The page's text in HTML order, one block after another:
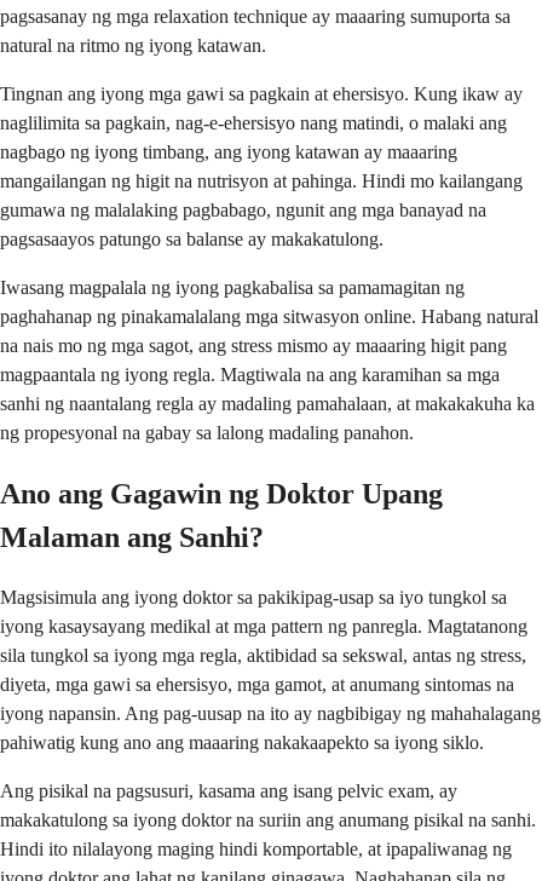
pagsasanay ng mga relaxation technique ay maaaring sumuporta sa
natural na ritmo ng iyong katawan.
Tingnan ang iyong mga gawi sa pagkain at ehersisyo. Kung ikaw ay
naglilimita sa pagkain, nag-e-ehersisyo nang matindi, o malaki ang
nagbago ng iyong timbang, ang iyong katawan ay maaaring
mangailangan ng higit na nutrisyon at pahinga. Hindi mo kailangang
gumawa ng malalaking pagbabago, ngunit ang mga banayad na
pagsasaayos patungo sa balanse ay makakatulong.
Iwasang magpalala ng iyong pagkabalisa sa pamamagitan ng
paghahanap ng pinakamalalang mga sitwasyon online. Habang natural
na nais mo ng mga sagot, ang stress mismo ay maaaring higit pang
magpaantala ng iyong regla. Magtiwala na ang karamihan sa mga
sanhi ng naantalang regla ay madaling pamahalaan, at makakakuha ka
ng propesyonal na gabay sa lalong madaling panahon.
Ano ang Gagawin ng Doktor Upang
Malaman ang Sanhi?
Magsisimula ang iyong doktor sa pakikipag-usap sa iyo tungkol sa
iyong kasaysayang medikal at mga pattern ng panregla. Magtatanong
sila tungkol sa iyong mga regla, aktibidad sa sekswal, antas ng stress,
diyeta, mga gawi sa ehersisyo, mga gamot, at anumang sintomas na
iyong napansin. Ang pag-uusap na ito ay nagbibigay ng mahahalagang
pahiwatig kung ano ang maaaring nakakaapekto sa iyong siklo.
Ang pisikal na pagsusuri, kasama ang isang pelvic exam, ay
makakatulong sa iyong doktor na suriin ang anumang pisikal na sanhi.
Hindi ito nilalayong maging hindi komportable, at ipapaliwanag ng